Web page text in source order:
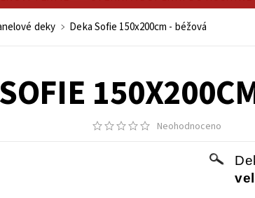
deky Deka Sofie 150x200cm - béžová
Neohodnoceno